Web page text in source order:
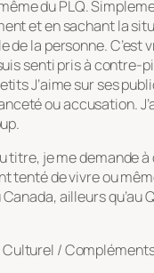
du PLQ.
et en sachant la
de la personne. C’est
senti pris à contre-
J’aime sur ses
ou accusation.
titre, je me demande
tenté de vivre ou
ailleurs qu’au
/